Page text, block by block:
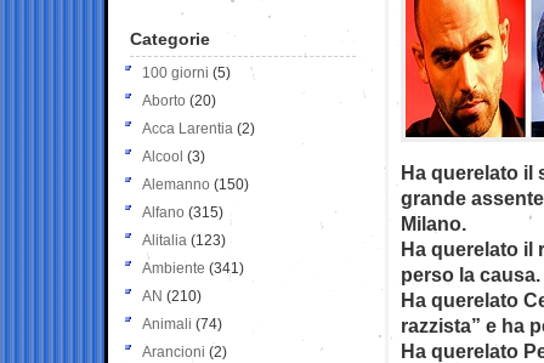
Ha querelato il
grande
Milano.
Ha querelato il
perso la causa.
Ha querelato
razzista” e ha
Ha querelato
Categorie
100 giorni (5)
Aborto (20)
Acca Larentia (2)
Alcool (3)
Alemanno (150)
Alfano (315)
Alitalia (123)
Ambiente (341)
AN (210)
Animali (74)
Arancioni (2)